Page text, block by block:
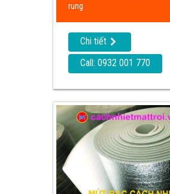
rung
Chi tiết
Call: 0932 001 770